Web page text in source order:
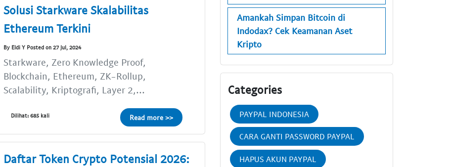
Solusi Starkware Skalabilitas
Ethereum Terkini
By Eldi Y Posted on 27 Jul, 2024
Starkware, Zero Knowledge Proof,
Blockchain, Ethereum, ZK-Rollup,
Scalability, Kriptografi, Layer 2,...
Dilihat: 685 kali Read more >>
Daftar Token Crypto Potensial 2026:
Amankah Simpan Bitcoin di
Indodax? Cek Keamanan Aset
Kripto
Categories
PAYPAL INDONESIA
CARA GANTI PASSWORD PAYPAL
HAPUS AKUN PAYPAL